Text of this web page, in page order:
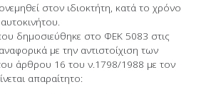
στον ιδιοκτήτη, κατά το χρόνο
δημοσιεύθηκε στο ΦΕΚ 5083 στις
με την αντιστοίχιση των
άρθρου 16 του ν.1798/1988 με τον
απαραίτητο: